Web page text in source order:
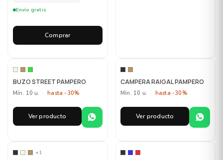
Envío gratis
Comprar
BUZO STREET PAMPERO
Mín. 10 u. · hasta -30%
Ver producto
CAMPERA RAIGAL PAMPERO
Mín. 10 u. · hasta -30%
Ver producto
+1